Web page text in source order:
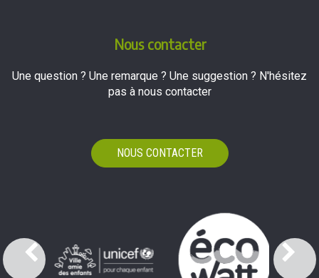
Nous contacter
Une question ? Une remarque ? Une suggestion ? N'hésitez
pas à nous contacter
NOUS CONTACTER